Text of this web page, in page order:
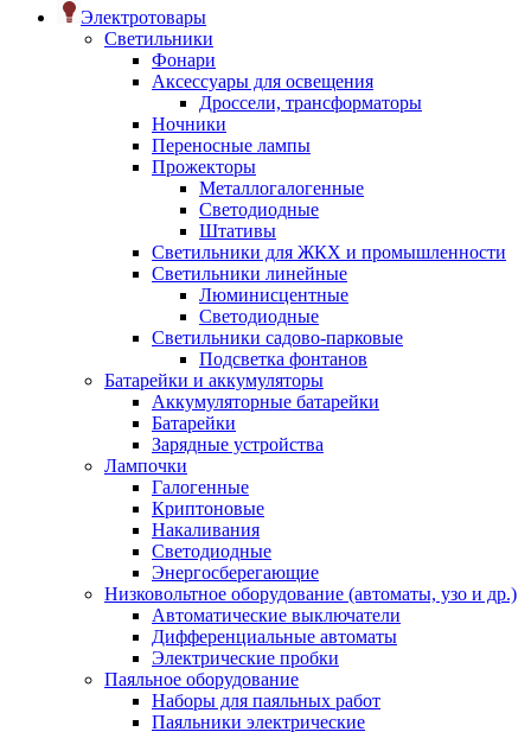
Электротовары
Светильники
Фонари
Аксессуары для освещения
Дроссели, трансформаторы
Ночники
Переносные лампы
Прожекторы
Металлогалогенные
Светодиодные
Штативы
Светильники для ЖКХ и промышленности
Светильники линейные
Люминисцентные
Светодиодные
Светильники садово-парковые
Подсветка фонтанов
Батарейки и аккумуляторы
Аккумуляторные батарейки
Батарейки
Зарядные устройства
Лампочки
Галогенные
Криптоновые
Накаливания
Светодиодные
Энергосберегающие
Низковольтное оборудование (автоматы, узо и др.)
Автоматические выключатели
Дифференциальные автоматы
Электрические пробки
Паяльное оборудование
Наборы для паяльных работ
Паяльники электрические